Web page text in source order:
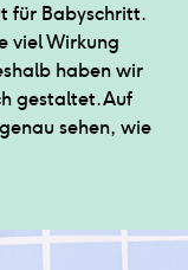
für Babyschritt.
viel Wirkung
haben wir
gestaltet. Auf
sehen, wie